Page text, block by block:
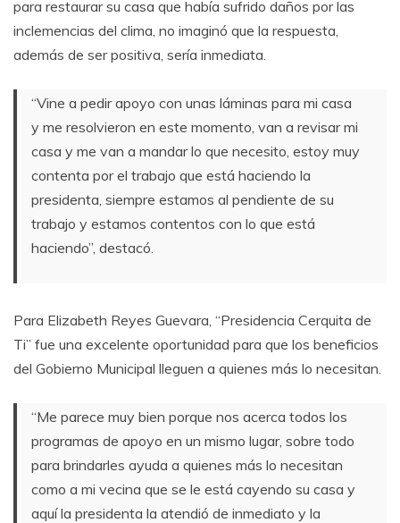
para restaurar su casa que había sufrido daños por las
inclemencias del clima, no imaginó que la respuesta,
además de ser positiva, sería inmediata.
“Vine a pedir apoyo con unas láminas para mi casa
y me resolvieron en este momento, van a revisar mi
casa y me van a mandar lo que necesito, estoy muy
contenta por el trabajo que está haciendo la
presidenta, siempre estamos al pendiente de su
trabajo y estamos contentos con lo que está
haciendo”, destacó.
Para Elizabeth Reyes Guevara, “Presidencia Cerquita de
Ti” fue una excelente oportunidad para que los beneficios
del Gobierno Municipal lleguen a quienes más lo necesitan.
“Me parece muy bien porque nos acerca todos los
programas de apoyo en un mismo lugar, sobre todo
para brindarles ayuda a quienes más lo necesitan
como a mi vecina que se le está cayendo su casa y
aquí la presidenta la atendió de inmediato y la